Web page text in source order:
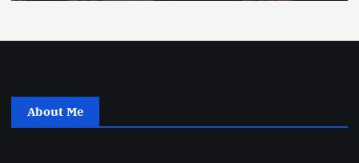
About Me